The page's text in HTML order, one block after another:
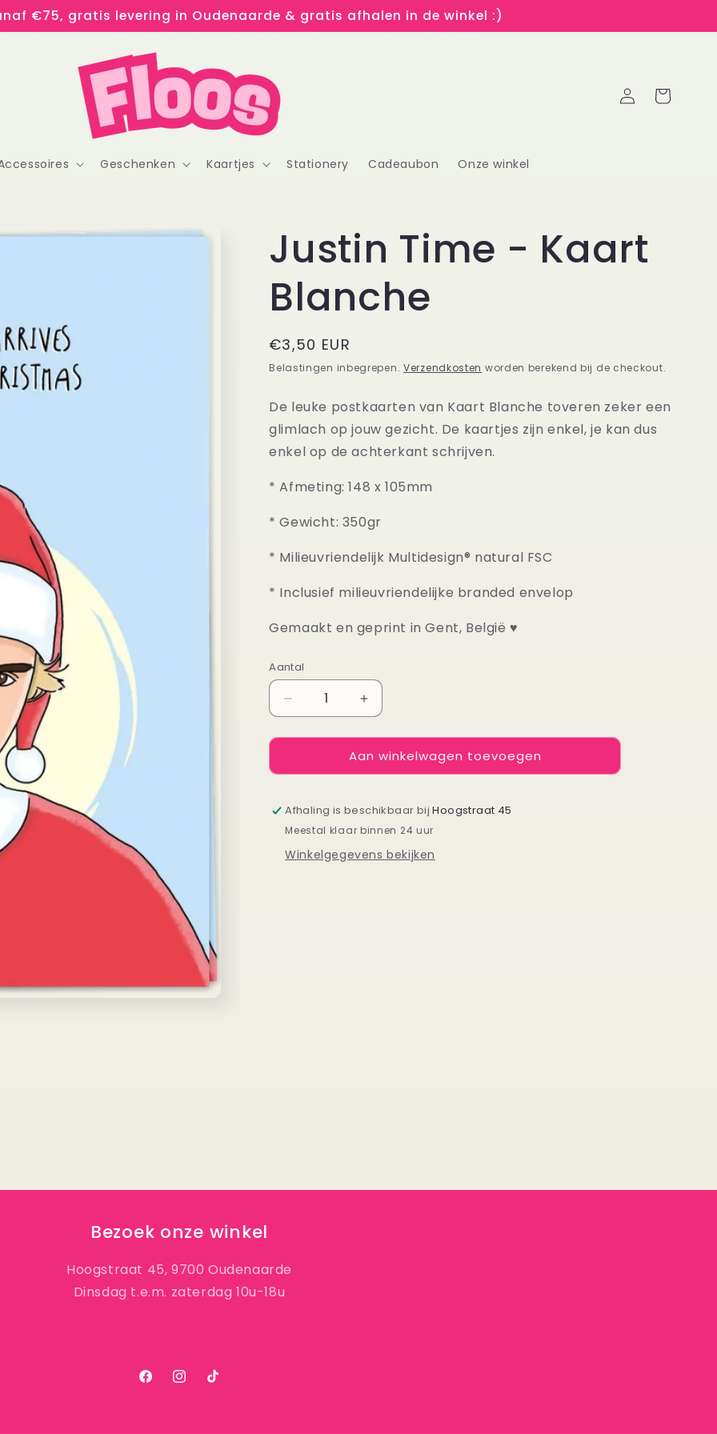
€75, gratis levering in Oudenaarde & gratis afhalen in de winkel :)
Geschenken Kaartjes Stationery Cadeaubon Onze winkel
Inloggen
Winkelwagen
Justin Time - Kaart
Blanche
Normale
prijs
€3,50 EUR
Belastingen inbegrepen. Verzendkosten worden berekend bij de checkout.
De leuke postkaarten van Kaart Blanche toveren zeker een
glimlach op jouw gezicht. De kaartjes zijn enkel, je kan dus
enkel op de achterkant schrijven.
* Afmeting: 148 x 105mm
* Gewicht: 350gr
* Milieuvriendelijk Multidesign® natural FSC
* Inclusief milieuvriendelijke branded envelop
Gemaakt en geprint in Gent, België ♥
Aantal
Aantal
Aantal
verlagen
voor
Time
Kaart
Blanche
Aantal
verhogen
voor
Justin
Time
Kaart
Blanche
Aan winkelwagen toevoegen
Afhaling is beschikbaar bijHoogstraat 45
Meestal klaar binnen 24 uur
Winkelgegevens bekijken
Bezoek onze winkel
Hoogstraat 45, 9700 Oudenaarde
Dinsdag t.e.m. zaterdag 10u-18u
FacebookInstagram
TikTok